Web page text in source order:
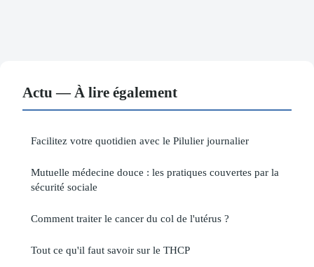
Actu — À lire également
Facilitez votre quotidien avec le Pilulier journalier
Mutuelle médecine douce : les pratiques couvertes par la
sécurité sociale
Comment traiter le cancer du col de l'utérus ?
Tout ce qu'il faut savoir sur le THCP